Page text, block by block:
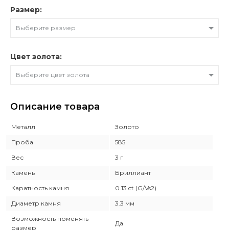
Размер:
Выберите размер
Цвет золота:
Выберите цвет золота
Описание товара
Металл
Золото
Проба
585
Вес
3 г
Камень
Бриллиант
Каратность камня
0.13 ct (G/Vs2)
Диаметр камня
3.3 мм
Возможность поменять
размер
Да